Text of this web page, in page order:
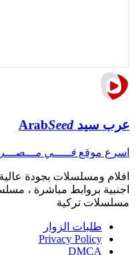
عرب سيد ArabSeed
اسرع موقع فـــــي مـــصـــر
افلام ومسلسلات بجودة
اجنبية بروابط مباشرة ،
مسلسلات تركية
طلبات الزوار
Privacy Policy
DMCA